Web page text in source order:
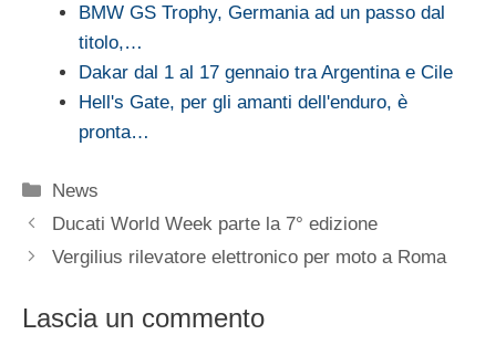
BMW GS Trophy, Germania ad un passo dal
titolo,…
Dakar dal 1 al 17 gennaio tra Argentina e Cile
Hell's Gate, per gli amanti dell'enduro, è
pronta…
Categorie
News
Ducati World Week parte la 7° edizione
Vergilius rilevatore elettronico per moto a Roma
Lascia un commento